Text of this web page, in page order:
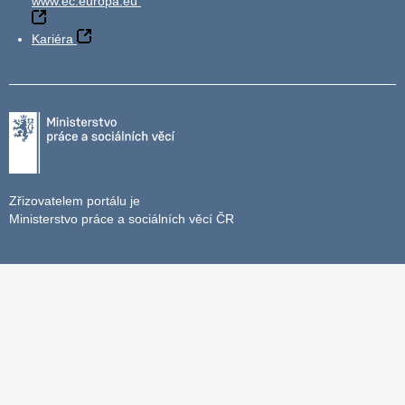
Kariéra
Zřizovatelem portálu je
Ministerstvo práce a sociálních věcí ČR